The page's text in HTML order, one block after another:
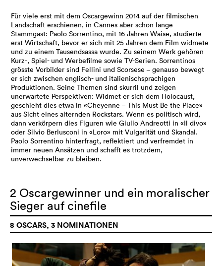
Für viele erst mit dem Oscargewinn 2014 auf der filmischen
Landschaft erschienen, in Cannes aber schon lange
Stammgast: Paolo Sorrentino, mit 16 Jahren Waise, studierte
erst Wirtschaft, bevor er sich mit 25 Jahren dem Film widmete
und zu einem Tausendsassa wurde. Zu seinem Werk gehören
Kurz-, Spiel- und Werbefilme sowie TV-Serien. Sorrentinos
grösste Vorbilder sind Fellini und Scorsese – genauso bewegt
er sich zwischen englisch- und italienischsprachigen
Produktionen. Seine Themen sind skurril und zeigen
unerwartete Perspektiven: Widmet er sich dem Holocaust,
geschieht dies etwa in «Cheyenne – This Must Be the Place»
aus Sicht eines alternden Rockstars. Wenn es politisch wird,
dann verkörpern dies Figuren wie Giulio Andreotti in «Il divo»
oder Silvio Berlusconi in «Loro» mit Vulgarität und Skandal.
Paolo Sorrentino hinterfragt, reflektiert und verfremdet in
immer neuen Ansätzen und schafft es trotzdem,
unverwechselbar zu bleiben.
2 Oscargewinner und ein moralischer
Sieger auf cinefile
8 OSCARS, 3 NOMINATIONEN